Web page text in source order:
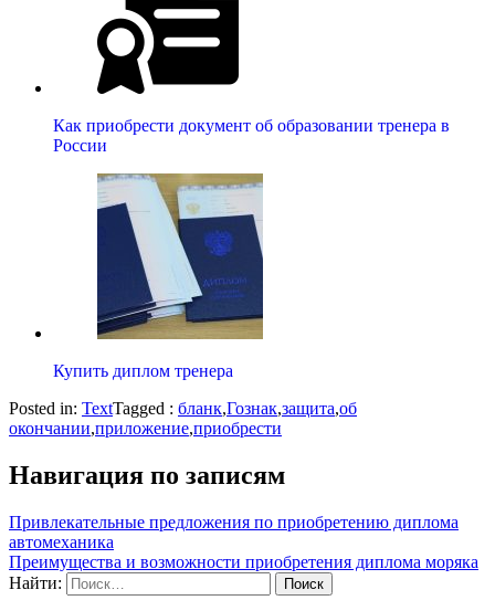
Как приобрести документ об образовании тренера в
России
Купить диплом тренера
Posted in: TextTagged : бланк,Гознак,защита,об
окончании,приложение,приобрести
Навигация по записям
Привлекательные предложения по приобретению диплома
автомеханика
Преимущества и возможности приобретения диплома моряка
Найти: